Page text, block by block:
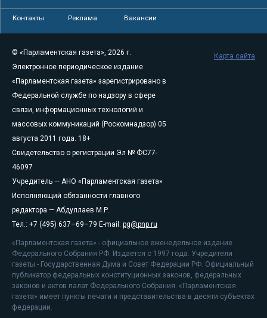
Контакты Реклама Вакансии
© «Парламентская газета», 2026 г.
Электронное периодическое издание
«Парламентская газета» зарегистрировано в
Федеральной службе по надзору в сфере
связи, информационных технологий и
массовых коммуникаций (Роскомнадзор) 05
августа 2011 года. 18+
Свидетельство о регистрации Эл № ФС77-
46097
Учредитель — АНО «Парламентская газета»
Исполняющий обязанности главного
редактора — Абдуллаев М.Р.
Тел.: +7 (495) 637–69–79 E-mail: pg@pnp.ru
«Парламентская газета» - официальное еженедельное издание
Федерального Собрания РФ. Издается с 1997 года. Учредители
газеты - Государственная Дума и Совет Федерации РФ. Официальный
публикатор федеральных конституционных законов, федеральных
законов и актов палат Федерального Собрания. «Парламентская
газета» имеет пункты печати и представительства в десяти субъектах
федерации.
Карта сайта